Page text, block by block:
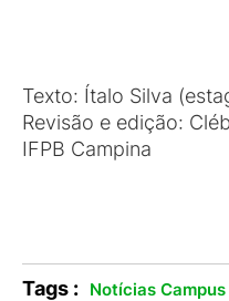
Texto: Ítalo Silva
Revisão e edição:
IFPB Campina
Tags : Notícias